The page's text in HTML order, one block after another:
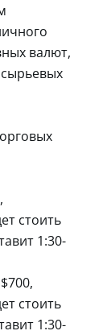
валют,
стоить
1:30-
стоить
1:30-